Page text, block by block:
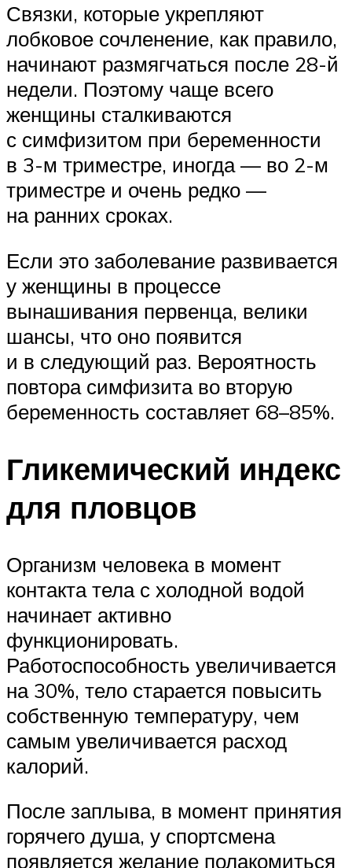
Связки, которые укрепляют
лобковое сочленение, как правило,
начинают размягчаться после 28-й
недели. Поэтому чаще всего
женщины сталкиваются
с симфизитом при беременности
в 3-м триместре, иногда — во 2-м
триместре и очень редко —
на ранних сроках.
Если это заболевание развивается
у женщины в процессе
вынашивания первенца, велики
шансы, что оно появится
и в следующий раз. Вероятность
повтора симфизита во вторую
беременность составляет 68–85%.
Гликемический индекс
для пловцов
Организм человека в момент
контакта тела с холодной водой
начинает активно
функционировать.
Работоспособность увеличивается
на 30%, тело старается повысить
собственную температуру, чем
самым увеличивается расход
калорий.
После заплыва, в момент принятия
горячего душа, у спортсмена
появляется желание полакомиться